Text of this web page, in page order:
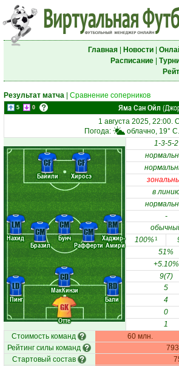
Главная| Новости|
Расписание|
Результат матча Сравнение соперников
5 0 Яма Сан Ойл
1 августа 2025,
Погода:
облачно, 19°
Отте
Пинг
МакКинзи
Бали
Нахид
Бразил
Бунч
Рафферти
Хаджир-
Амири
Байили Хиросэ
GK
LD
CD
RD
LM
CM
CM
CM
RM
CF CF
1-3-5-2
в
-
100%1
51%
+5.10%
9(7)
5
4
0
1
Стоимость команд 60 млн.
Рейтинг силы команд
793
Стартовый состав